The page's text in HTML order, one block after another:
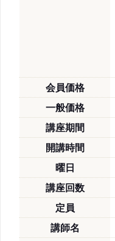
会員価格
一般価格
講座期間
開講時間
曜日
講座回数
定員
講師名